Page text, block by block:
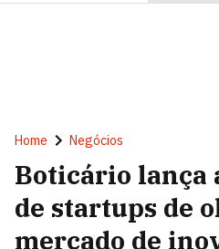
Home Negócios
Boticário lança
de startups de
mercado de